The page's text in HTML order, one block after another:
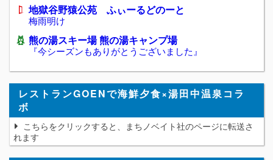
地獄谷野猿公苑 ふぃーるどのーと
梅雨明け
熊の湯スキー場 熊の湯キャンプ場
『今シーズンもありがとうございました』
レストランGOENで海鮮夕食×湯田中温泉コラ
ボ
こちらをクリックすると、まちノベイト社のページに転送さ
れます